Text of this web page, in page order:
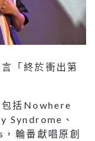
「終於衝出第
包括Nowhere
Syndrome、
輪番獻唱原創